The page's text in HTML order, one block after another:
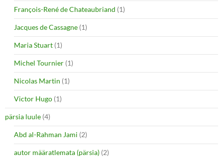
François-René de Chateaubriand (1)
Jacques de Cassagne (1)
Maria Stuart (1)
Michel Tournier (1)
Nicolas Martin (1)
Victor Hugo (1)
pärsia luule (4)
Abd al-Rahman Jami (2)
autor määratlemata (pärsia) (2)